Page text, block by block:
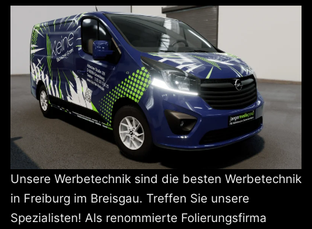
Unsere Werbetechnik sind die besten Werbetechnik
in Freiburg im Breisgau. Treffen Sie unsere
Spezialisten! Als renommierte Folierungsfirma